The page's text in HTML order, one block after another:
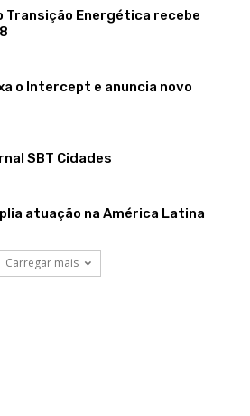
Transição Energética recebe
o Intercept e anuncia novo
SBT Cidades
atuação na América Latina
Carregar mais